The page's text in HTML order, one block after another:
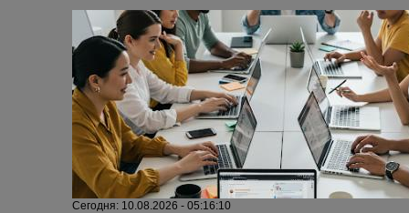
Сегодня: 10.08.2026 - 05:16:10